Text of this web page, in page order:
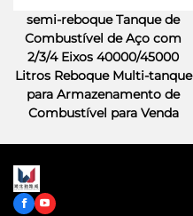
semi-reboque Tanque de
Combustível de Aço com
2/3/4 Eixos 40000/45000
Litros Reboque Multi-tanque
para Armazenamento de
Combustível para Venda